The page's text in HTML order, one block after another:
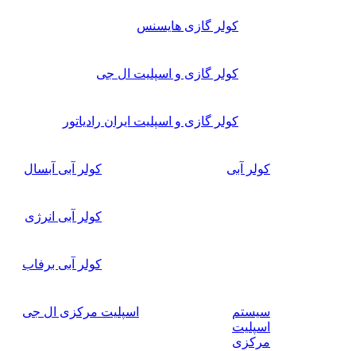
کولر گازی هایسنس
کولر گازی و اسپلیت ال جی
کولر گازی و اسپلیت ایران رادیاتور
کولر آبی کولر آبی آبسال
کولر آبی انرژی
کولر آبی برفاب
سیستم
اسپلیت
مرکزی
اسپلیت مرکزی ال جی